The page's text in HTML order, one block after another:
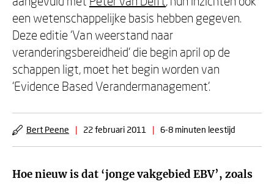
een wetenschappelijke basis hebben gegeven.
Deze editie ‘Van weerstand naar
veranderingsbereidheid’ die begin april op de
schappen ligt, moet het begin worden van
‘Evidence Based Verandermanagement’.
Bert Peene | 22 februari 2011 | 6-8 minuten leestijd
Hoe nieuw is dat ‘jonge vakgebied EBV’, zoals